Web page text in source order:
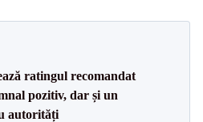
ratingul recomandat
pozitiv, dar și un
autorități